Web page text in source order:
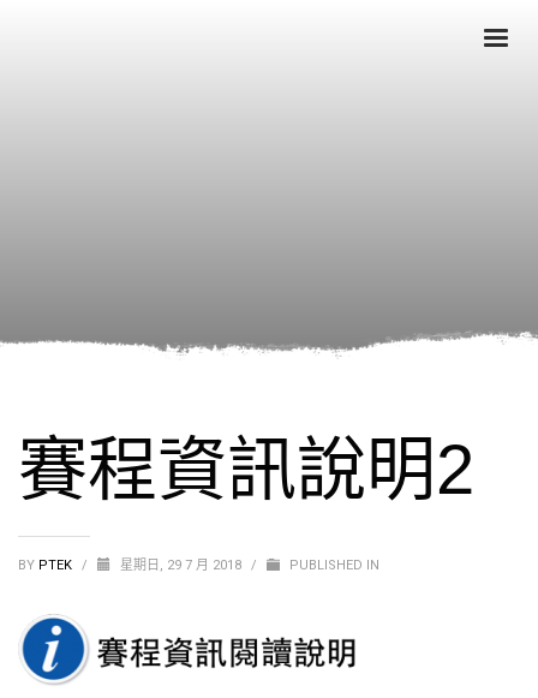
賽程資訊說明2
BY PTEK / 星期日, 29 7 月 2018 / PUBLISHED IN